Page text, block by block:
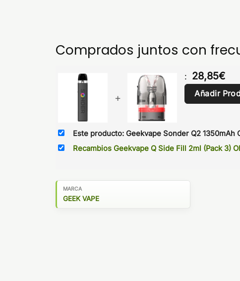
Comprados juntos con
+
: 28,85€
Añadir
Este producto: Geekvape Sonder Q2 1350mAh
Recambios Geekvape Q Side Fill 2ml (Pack 3)
MARCA
GEEK VAPE